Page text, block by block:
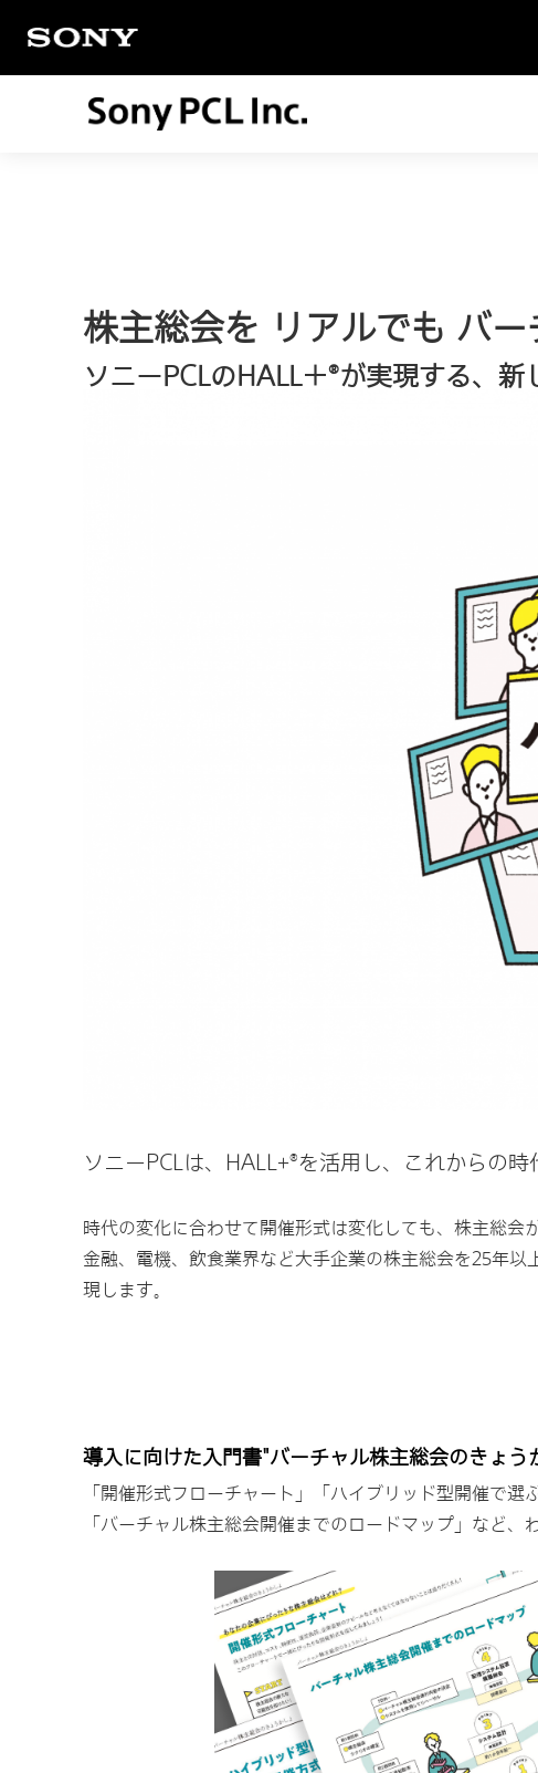
株主総会を リアルでも バー
ソニーPCLのHALL＋®が実現する、新
ソニーPCLは、HALL+®を活用し、これからの時
時代の変化に合わせて開催形式は変化しても、株主総会
金融、電機、飲食業界など大手企業の株主総会を25年以
現します。
導入に向けた入門書"バーチャル株主総会のきょう
「開催形式フローチャート」「ハイブリッド型開催で選
「バーチャル株主総会開催までのロードマップ」など、